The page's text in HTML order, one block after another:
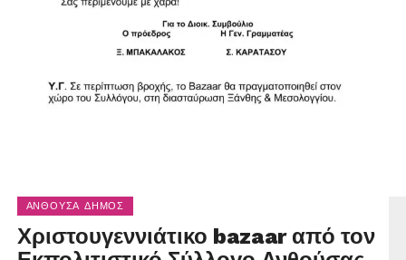
ΑΝΘΟΎΣΑ ΔΉΜΟΣ
Χριστουγεννιάτικο bazaar από τον